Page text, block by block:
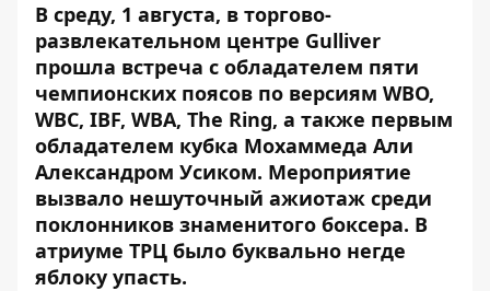
В среду, 1 августа, в торгово-
развлекательном центре Gulliver
прошла встреча с обладателем пяти
чемпионских поясов по версиям WBO,
WBC, IBF, WBA, The Ring, а также первым
обладателем кубка Мохаммеда Али
Александром Усиком. Мероприятие
вызвало нешуточный ажиотаж среди
поклонников знаменитого боксера. В
атриуме ТРЦ было буквально негде
яблоку упасть.